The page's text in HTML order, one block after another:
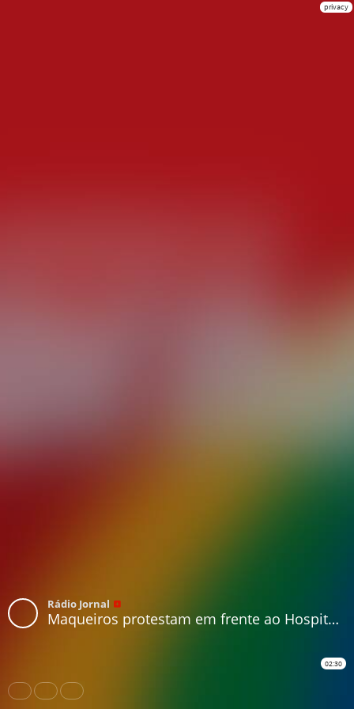
privacy
Rádio Jornal
Maqueiros protestam em frente ao Hospital Otávio de Freitas
02:30
Share